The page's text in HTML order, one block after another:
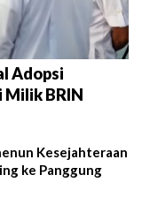
Adopsi
Milik BRIN
Kesejahteraan
ke Panggung